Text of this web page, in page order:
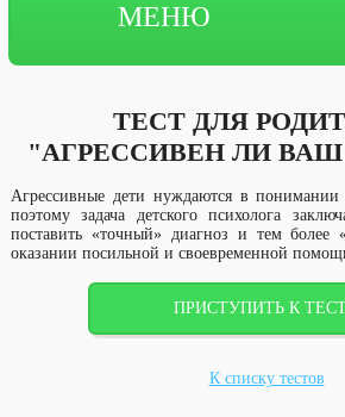
МЕНЮ
ТЕСТ ДЛЯ
"АГРЕССИВЕН ЛИ ВАШ
Агрессивные дети нуждаются в
поэтому задача детского психолога
поставить «точный» диагноз и тем более
оказании посильной и своевременной
ПРИСТУПИТЬ К
К списку тестов